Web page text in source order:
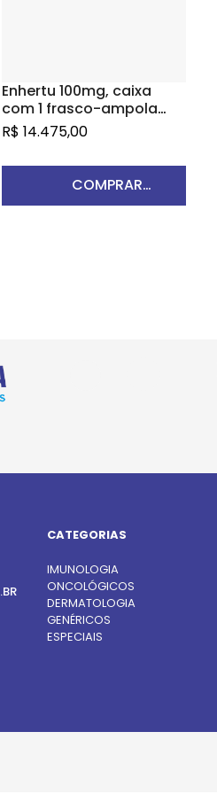
Enhertu 100mg, caixa
com 1 frasco-ampola
com pó liofilizado para
solução de uso
intravenoso
R$ 14.475,00
COMPRAR
CATEGORIAS
IMUNOLOGIA
ONCOLÓGICOS
DERMATOLOGIA
GENÉRICOS
ESPECIAIS